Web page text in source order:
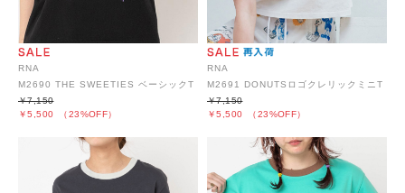
RNA
M2690 THE SWEETIES ベーシックT
￥5,500 （23%OFF）
￥7,150
RNA
M2691 DONUTSロゴクレリックミニT
￥5,500 （23%OFF）
￥7,150